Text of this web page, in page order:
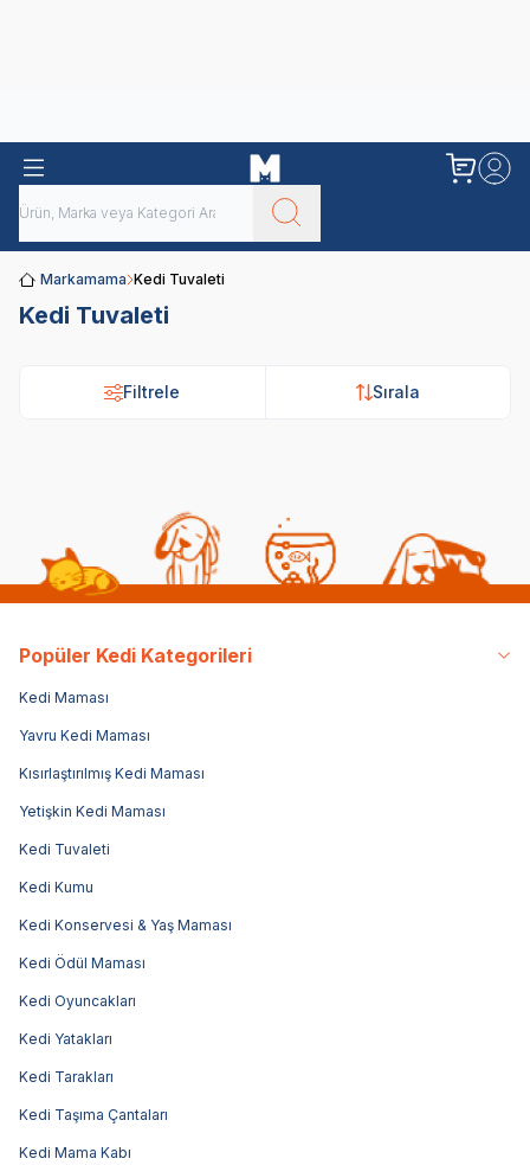
Markamama Kedi Tuvaleti
Kedi Tuvaleti
Filtrele Sırala
Popüler Kedi Kategorileri
Kedi Maması
Yavru Kedi Maması
Kısırlaştırılmış Kedi Maması
Yetişkin Kedi Maması
Kedi Tuvaleti
Kedi Kumu
Kedi Konservesi & Yaş Maması
Kedi Ödül Maması
Kedi Oyuncakları
Kedi Yatakları
Kedi Tarakları
Kedi Taşıma Çantaları
Kedi Mama Kabı